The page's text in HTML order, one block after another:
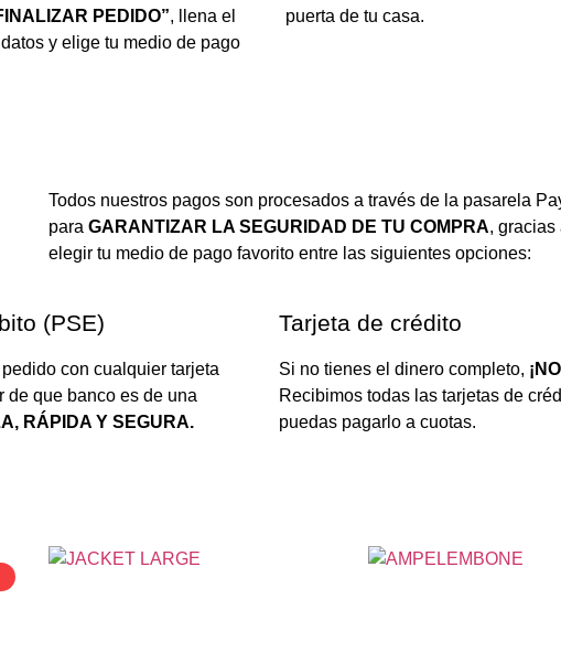
PEDIDO”, llena el
y elige tu medio de pago
puerta de tu casa.
Todos nuestros pagos son procesados a través de la pasarela
para GARANTIZAR LA SEGURIDAD DE TU COMPRA, gracias
elegir tu medio de pago favorito entre las siguientes opciones:
(PSE)
con cualquier tarjeta
de que banco es de una
RÁPIDA Y SEGURA.
Tarjeta de crédito
Si no tienes el dinero completo,
Recibimos todas las tarjetas de
puedas pagarlo a cuotas.